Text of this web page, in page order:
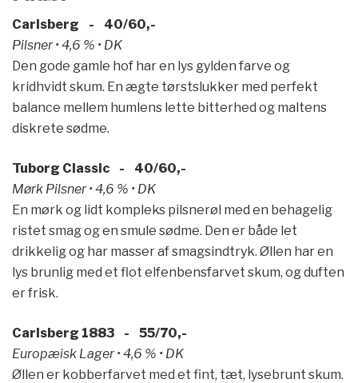
Carlsberg - 40/60,-
Pilsner • 4,6 % • DK
Den gode gamle hof har en lys gylden farve og
kridhvidt skum. En ægte tørstslukker med perfekt
balance mellem humlens lette bitterhed og maltens
diskrete sødme.
Tuborg Classic - 40/60,-
Mørk Pilsner • 4,6 % • DK
En mørk og lidt kompleks pilsnerøl med en behagelig
ristet smag og en smule sødme. Den er både let
drikkelig og har masser af smagsindtryk. Øllen har en
lys brunlig med et flot elfenbensfarvet skum, og duften
er frisk.
Carlsberg 1883 - 55/70,-
Europæisk Lager • 4,6 % • DK
Øllen er kobberfarvet med et fint, tæt, lysebrunt skum.